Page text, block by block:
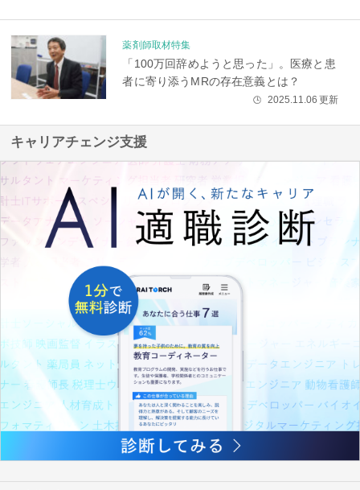
薬剤師取材特集
「100万回辞めようと思った」。医療と患
者に寄り添うMRの存在意義とは？
🕒 2025.11.06 更新
キャリアチェンジ支援